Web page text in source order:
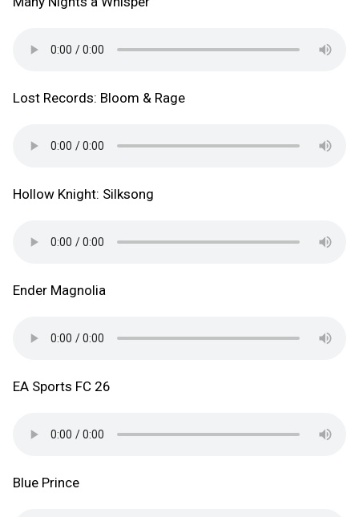
Lost Records: Bloom & Rage
Hollow Knight: Silksong
Ender Magnolia
EA Sports FC 26
Blue Prince